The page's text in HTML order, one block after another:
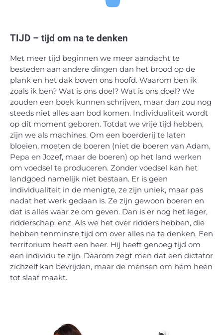
TIJD – tijd om na te denken
Met meer tijd beginnen we meer aandacht te
besteden aan andere dingen dan het brood op de
plank en het dak boven ons hoofd. Waarom ben ik
zoals ik ben? Wat is ons doel? Wat is ons doel? We
zouden een boek kunnen schrijven, maar dan zou nog
steeds niet alles aan bod komen. Individualiteit wordt
op dit moment geboren. Totdat we vrije tijd hebben,
zijn we als machines. Om een boerderij te laten
bloeien, moeten de boeren (niet de boeren van Adam,
Pepa en Jozef, maar de boeren) op het land werken
om voedsel te produceren. Zonder voedsel kan het
landgoed namelijk niet bestaan. Er is geen
individualiteit in de menigte, ze zijn uniek, maar pas
nadat het werk gedaan is. Ze zijn gewoon boeren en
dat is alles waar ze om geven. Dan is er nog het leger,
ridderschap, enz. Als we het over ridders hebben, die
hebben tenminste tijd om over alles na te denken. Een
territorium heeft een heer. Hij heeft genoeg tijd om
een individu te zijn. Daarom zegt men dat een dictator
zichzelf kan bevrijden, maar de mensen om hem heen
tot slaaf maakt.